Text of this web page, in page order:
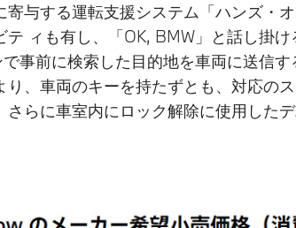
与する運転支援システム「ハンズ・
ィも有し、「OK, BMW」と話し掛
事前に検索した目的地を車両に送信
、車両のキーを持たずとも、対応の
らに車室内にロック解除に使用した